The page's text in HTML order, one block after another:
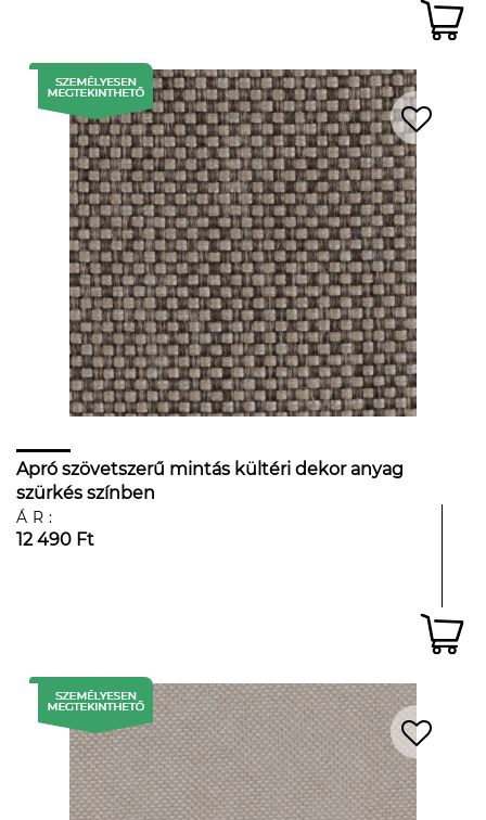
Apró szövetszerű mintás kültéri dekor anyag
szürkés színben
ÁR:
12 490 Ft